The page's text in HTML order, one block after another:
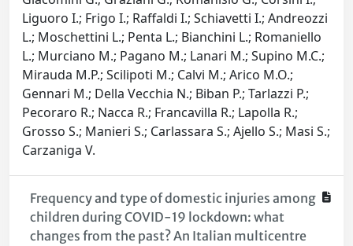
Liguoro I.; Frigo I.; Raffaldi I.; Schiavetti I.; Andreozzi
L.; Moschettini L.; Penta L.; Bianchini L.; Romaniello
L.; Murciano M.; Pagano M.; Lanari M.; Supino M.C.;
Mirauda M.P.; Scilipoti M.; Calvi M.; Arico M.O.;
Gennari M.; Della Vecchia N.; Biban P.; Tarlazzi P.;
Pecoraro R.; Nacca R.; Francavilla R.; Lapolla R.;
Grosso S.; Manieri S.; Carlassara S.; Ajello S.; Masi S.;
Carzaniga V.
Frequency and type of domestic injuries among
children during COVID-19 lockdown: what
changes from the past? An Italian multicentre